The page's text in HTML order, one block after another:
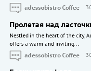
adessobistro Coffee
Пролетая над
Nestled in the heart of the city,
offers a warm and inviting...
adessobistro Coffee